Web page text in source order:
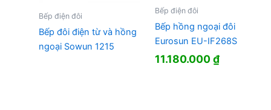
Bếp điện đôi
Bếp đôi điện từ và hồng
ngoại Sowun 1215
Bếp điện đôi
Bếp hồng ngoại đôi
Eurosun EU-IF268S
11.180.000₫